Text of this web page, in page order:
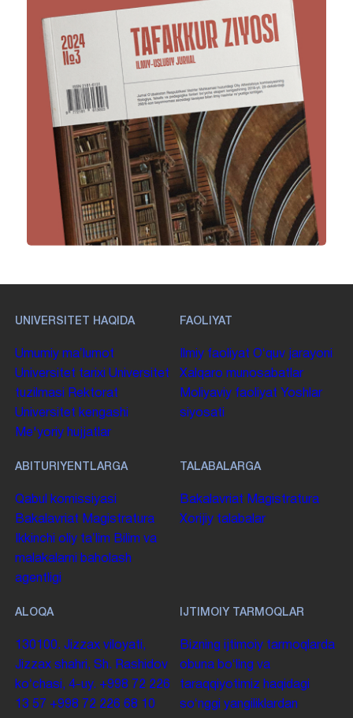
UNIVERSITET HAQIDA
Umumiy maʼlumot
Universitet tarixi Universitet
tuzilmasi
Rektorat
Universitet kengashi
Me'yoriy hujjatlar
FAOLIYAT
Ilmiy faoliyat Oʻquv jarayoni
Xalqaro munosabatlar
Moliyaviy faoliyat Yoshlar
siyosati
ABITURIYENTLARGA
Qabul komissiyasi
Bakalavriat Magistratura
Ikkinchi oliy taʼlim Bilim va
malakalarni baholash
agentligi
TALABALARGA
Bakalavriat Magistratura
Xorijiy talabalar
ALOQA
130100. Jizzax viloyati,
Jizzax shahri, Sh. Rashidov
koʻchasi, 4-uy. +998 72 226
13 57 +998 72 226 68 10
IJTIMOIY TARMOQLAR
Bizning ijtimoiy tarmoqlarda
obuna boʻling va
taraqqiyotimiz haqidagi
soʻnggi yangiliklardan